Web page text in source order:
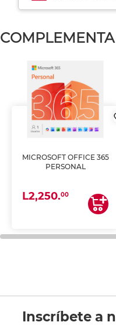
MICROSOFT OFFICE 365
PERSONAL
L2,250.00
Inscríbete a